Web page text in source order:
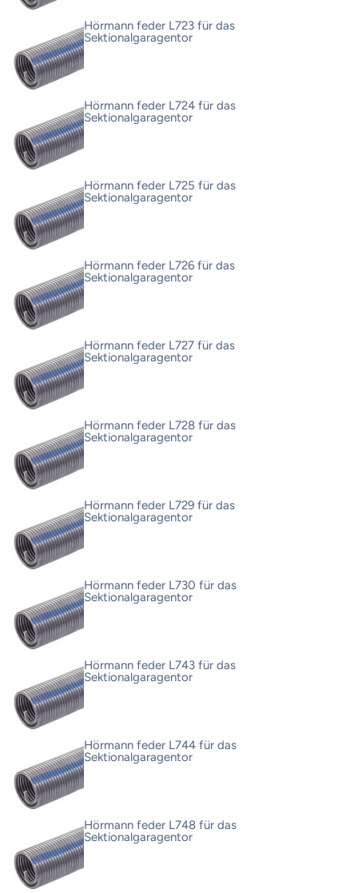
Hörmann feder L723 für das
Sektionalgaragentor
Hörmann feder L724 für das
Sektionalgaragentor
Hörmann feder L725 für das
Sektionalgaragentor
Hörmann feder L726 für das
Sektionalgaragentor
Hörmann feder L727 für das
Sektionalgaragentor
Hörmann feder L728 für das
Sektionalgaragentor
Hörmann feder L729 für das
Sektionalgaragentor
Hörmann feder L730 für das
Sektionalgaragentor
Hörmann feder L743 für das
Sektionalgaragentor
Hörmann feder L744 für das
Sektionalgaragentor
Hörmann feder L748 für das
Sektionalgaragentor